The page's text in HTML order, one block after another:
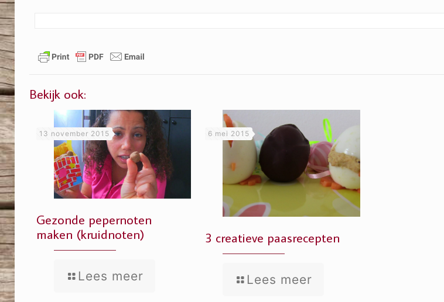
Bekijk ook:
13 november 2015
Gezonde pepernoten
maken (kruidnoten)
Lees meer
6 mei 2015
3 creatieve paasrecepten
Lees meer